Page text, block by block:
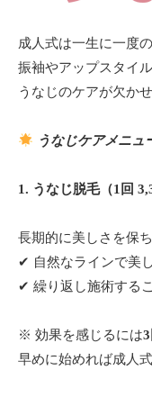
成人式は一生に一度
振袖やアップスタイ
うなじのケアが欠か
うなじケアメニュ
1. うなじ脱毛（1回
長期的に美しさを保
✔ 自然なラインで美
✔ 繰り返し施術する
※ 効果を感じるには
早めに始めれば成人